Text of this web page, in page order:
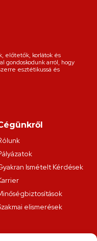
előtetők, korlátok és
gondoskodunk arról, hogy
esztétikussá és
Ismételt Kérdések
elismerések